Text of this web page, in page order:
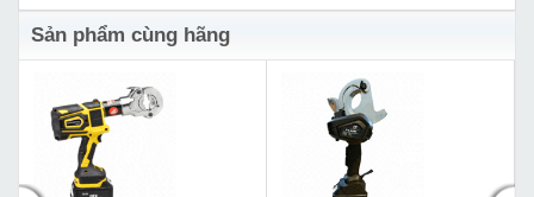
Sản phẩm cùng hãng